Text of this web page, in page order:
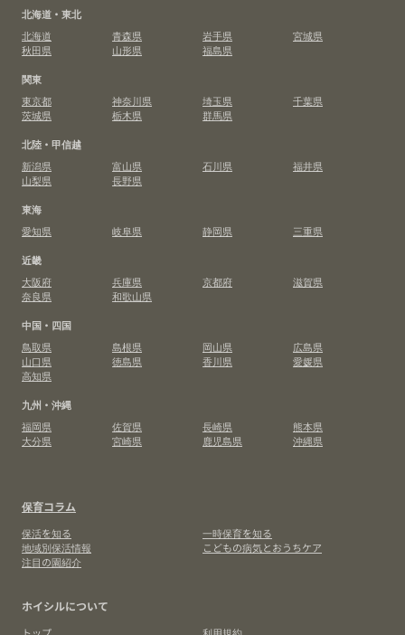
北海道・東北
北海道
青森県 岩手県
宮城県
秋田県
山形県
福島県
関東
東京都
神奈川県 埼玉県
千葉県
茨城県
栃木県
群馬県
北陸・甲信越
新潟県
富山県 石川県
福井県
山梨県
長野県
東海
愛知県
岐阜県 静岡県
三重県
近畿
大阪府
兵庫県 京都府
滋賀県
奈良県
和歌山県
中国・四国
鳥取県
島根県 岡山県
広島県
山口県
徳島県 香川県
愛媛県
高知県
九州・沖縄
福岡県
佐賀県 長崎県
熊本県
大分県
宮崎県 鹿児島県 沖縄県
保育コラム
保活を知る
一時保育を知る
地域別保活情報
こどもの病気とおうちケア
注目の園紹介
ホイシルについて